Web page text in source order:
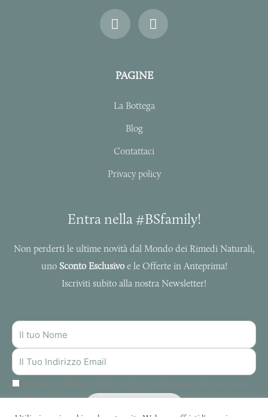
I
n
s
a
g
a
F
a
c
b
o
k
PAGINE
La Bottega
Blog
Contattaci
Privacy policy
Entra nella #BSfamily!
Non perderti le ultime novità dal Mondo dei Rimedi Naturali,
uno Sconto Esclusivoe le Offerte in Anteprima!
Iscriviti subito alla nostra Newsletter!
NOME
INDIRIZZO
MAIL